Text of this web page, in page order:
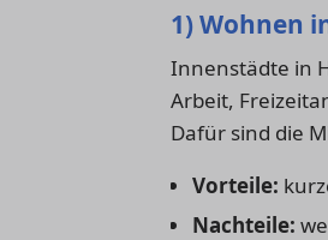
1) Wohnen
Innenstädte in
Arbeit,
Dafür sind die
Vorteile:
Nachteile: